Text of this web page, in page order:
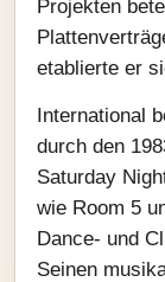
Projekten
etablierte er
International
durch den
Saturday
wie Room 5
Dance- und
Seinen